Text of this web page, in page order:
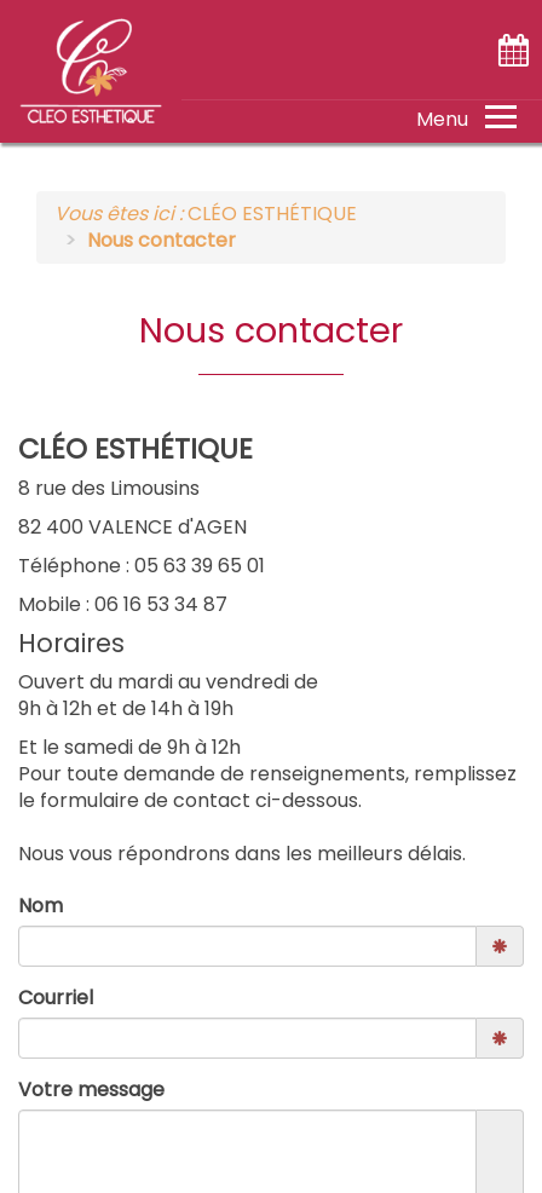
Vous êtes ici :CLÉO ESTHÉTIQUE
Nous contacter
Nous contacter
CLÉO ESTHÉTIQUE
8 rue des Limousins
82 400 VALENCE d'AGEN
Téléphone : 05 63 39 65 01
Mobile : 06 16 53 34 87
Horaires
Ouvert du mardi au vendredi de
9h à 12h et de 14h à 19h
Et le samedi de 9h à 12h
Pour toute demande de renseignements, remplissez
le formulaire de contact ci-dessous.
Nous vous répondrons dans les meilleurs délais.
Nom
Courriel
Votre message